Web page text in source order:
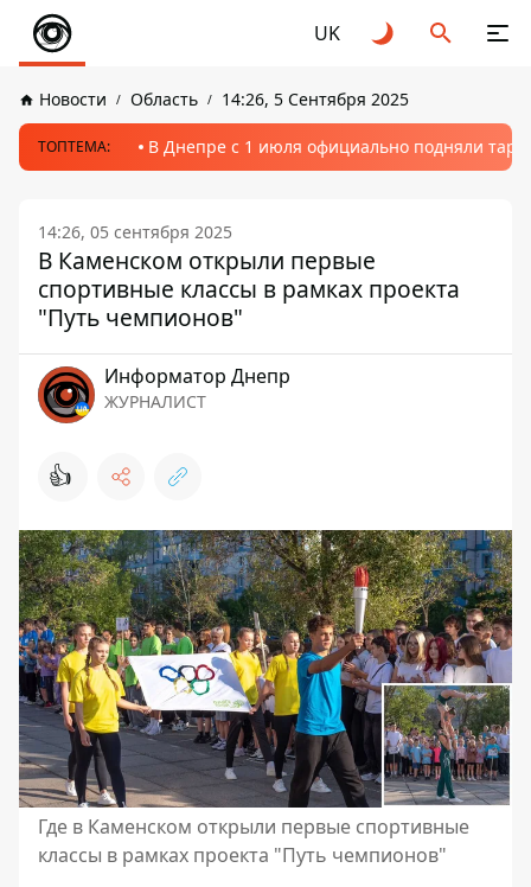
UK
Новости Область 14:26, 5 Сентября 2025
ТОПТЕМА: В Днепре с 1 июля официально подняли
14:26, 05 сентября 2025
В Каменском открыли первые
спортивные классы в рамках проекта
"Путь чемпионов"
Информатор Днепр
ЖУРНАЛИСТ
👍
Где в Каменском открыли первые спортивные
классы в рамках проекта "Путь чемпионов"